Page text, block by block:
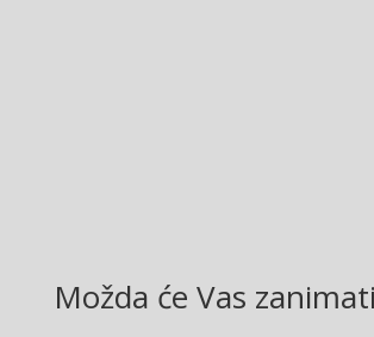
Možda će Vas